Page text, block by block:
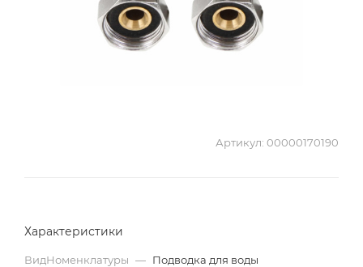
Артикул: 00000170190
Характеристики
ВидНоменклатуры — Подводка для воды